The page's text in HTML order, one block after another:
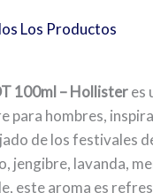
Los Productos
100ml – Hollisteres
para hombres,
de los festivales
jengibre, lavanda,
este aroma es